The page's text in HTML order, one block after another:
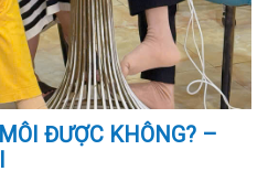
ĐƯỢC KHÔNG? –